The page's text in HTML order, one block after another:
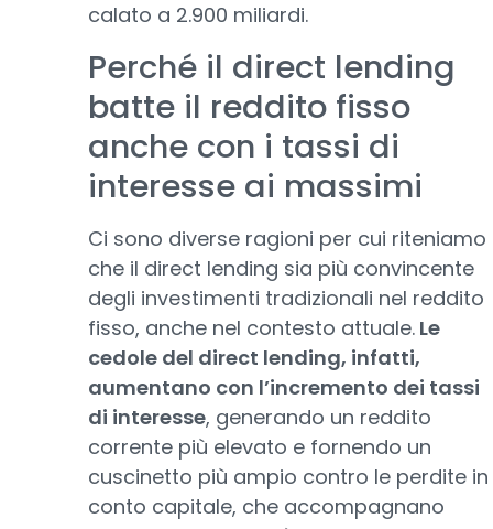
calato a 2.900 miliardi.
Perché il direct lending
batte il reddito fisso
anche con i tassi di
interesse ai massimi
Ci sono diverse ragioni per cui riteniamo
che il direct lending sia più convincente
degli investimenti tradizionali nel reddito
fisso, anche nel contesto attuale. Le
cedole del direct lending, infatti,
aumentano con l’incremento dei tassi
di interesse, generando un reddito
corrente più elevato e fornendo un
cuscinetto più ampio contro le perdite in
conto capitale, che accompagnano